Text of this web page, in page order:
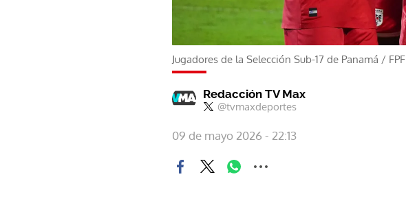
Jugadores de la Selección Sub-17 de Panamá / FPF
Redacción TV Max
@tvmaxdeportes
09 de mayo 2026 - 22:13